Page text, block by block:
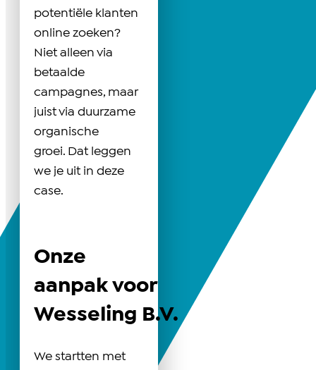
potentiële klanten
online zoeken?
Niet alleen via
betaalde
campagnes, maar
juist via duurzame
organische
groei. Dat leggen
we je uit in deze
case.
Onze
aanpak voor
Wesseling B.V.
We startten met